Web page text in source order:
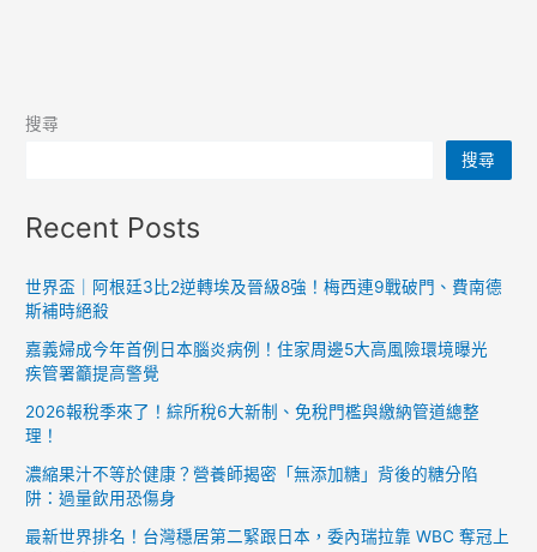
搜尋
搜尋
Recent Posts
世界盃｜阿根廷3比2逆轉埃及晉級8強！梅西連9戰破門、費南德
斯補時絕殺
嘉義婦成今年首例日本腦炎病例！住家周邊5大高風險環境曝光
疾管署籲提高警覺
2026報稅季來了！綜所稅6大新制、免稅門檻與繳納管道總整
理！
濃縮果汁不等於健康？營養師揭密「無添加糖」背後的糖分陷
阱：過量飲用恐傷身
最新世界排名！台灣穩居第二緊跟日本，委內瑞拉靠 WBC 奪冠上